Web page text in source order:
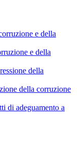
e della
e della
della
della corruzione
di adeguamento a